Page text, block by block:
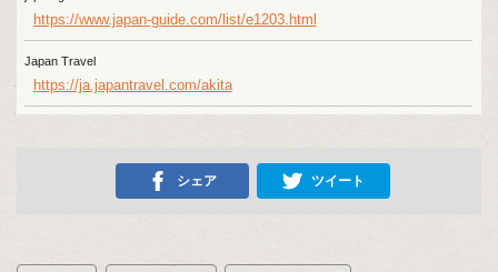
https://www.japan-guide.com/list/e1203.html
Japan Travel
https://ja.japantravel.com/akita
シェア ツイート